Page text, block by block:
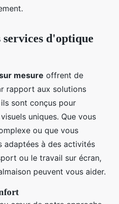
services d'optique
mesure offrent de
rapport aux solutions
sont conçus pour
uniques. Que vous
ou que vous
adaptées à des activités
ou le travail sur écran,
peuvent vous aider.